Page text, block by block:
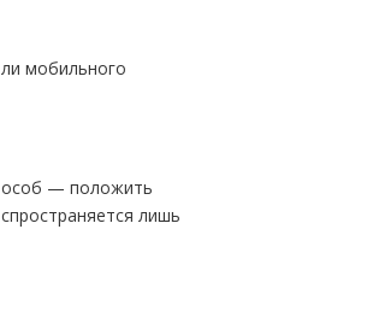
мобильного
— положить
лишь